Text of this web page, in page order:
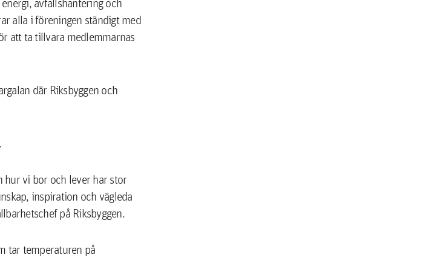
alla i föreningen ständigt med
att ta tillvara medlemmarnas
där Riksbyggen och
hur vi bor och lever har stor
inspiration och vägleda
på Riksbyggen.
tar temperaturen på